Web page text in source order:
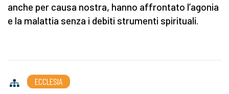
anche per causa nostra, hanno affrontato l’agonia
e la malattia senza i debiti strumenti spirituali.
ECCLESIA